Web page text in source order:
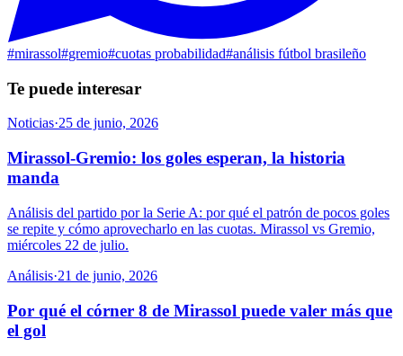
#mirassol#gremio#cuotas probabilidad#análisis fútbol brasileño
Te puede interesar
Noticias·25 de junio, 2026
Mirassol-Gremio: los goles esperan, la historia
manda
Análisis del partido por la Serie A: por qué el patrón de pocos goles
se repite y cómo aprovecharlo en las cuotas. Mirassol vs Gremio,
miércoles 22 de julio.
Análisis·21 de junio, 2026
Por qué el córner 8 de Mirassol puede valer más que
el gol